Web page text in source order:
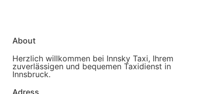
About
Herzlich willkommen bei Innsky Taxi, Ihrem
zuverlässigen und bequemen Taxidienst in
Innsbruck.